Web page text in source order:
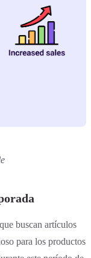
buscan artículos
para los productos